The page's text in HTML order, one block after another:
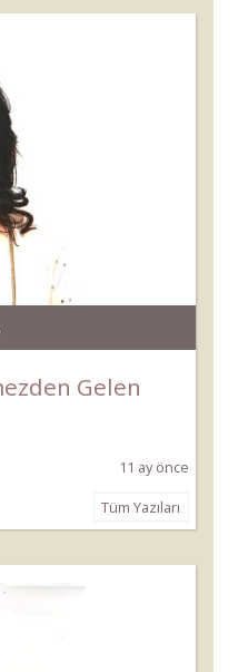
Gelen
11 ay önce
Tüm Yazıları